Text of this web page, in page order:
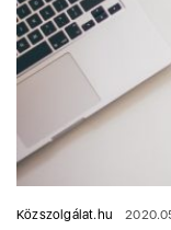
Közszolgálat.hu